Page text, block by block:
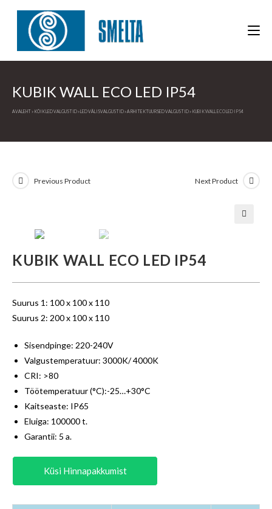
content
KUBIK WALL ECO LED IP54
AVALEHT» KÕIK LED VALGUSTID» LED VÄLISVALGUSTID»ARHITEKTUURSED VALGUSTID» KUBIK WALL ECO LED IP54
Previous Product Next Product
KUBIK WALL ECO LED IP54
Suurus 1: 100 x 100 x 110
Suurus 2: 200 x 100 x 110
Sisendpinge: 220-240V
Valgustemperatuur: 3000K/ 4000K
CRI: >80
Töötemperatuur (°C):-25…+30°C
Kaitseaste: IP65
Eluiga: 100000 t.
Garantii: 5 a.
Küsi Hinnapakkumist